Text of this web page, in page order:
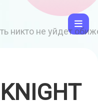
никто не уйдет